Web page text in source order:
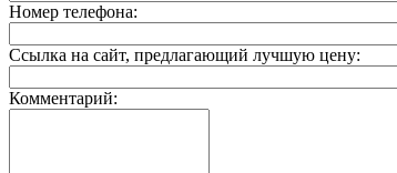
Номер телефона:
Ссылка на сайт, предлагающий лучшую цену:
Комментарий: